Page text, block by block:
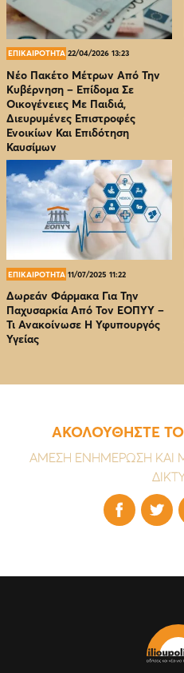
ΕΠΙΚΑΙΡΟΤΗΤΑ 22/04/2026 13:23
Νέο Πακέτο Μέτρων Από Την
Κυβέρνηση – Επίδομα Σε
Οικογένειες Με Παιδιά,
Διευρυμένες Επιστροφές
Ενοικίων Και Επιδότηση
Καυσίμων
ΕΠΙΚΑΙΡΟΤΗΤΑ 11/07/2025 11:22
Δωρεάν Φάρμακα Για Την
Παχυσαρκία Από Τον EOΠΥΥ –
Τι Ανακοίνωσε Η Υφυπουργός
Υγείας
ΑΚΟΛΟΥΘΗΣΤΕ ΤΟ
ΑΜΕΣΗ ΕΝΗΜΕΡΩΣΗ ΚΑΙ
 